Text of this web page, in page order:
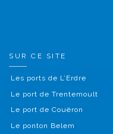
SUR CE SITE
Les ports de L’Erdre
Le port de Trentemoult
Le port de Couëron
Le ponton Belem